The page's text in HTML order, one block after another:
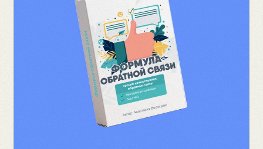
Статья "Как сделать процесс
обучения легким и интересным"